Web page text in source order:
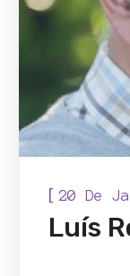
[ 20 De
Luís